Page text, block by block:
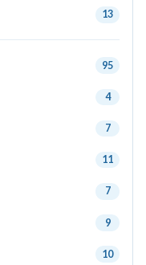
13
95
4
7
11
7
9
10